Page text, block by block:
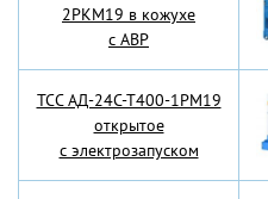
2РКМ19 в кожухе
с АВР
TCC АД-24С-Т400-1РМ19
открытое
с электрозапуском